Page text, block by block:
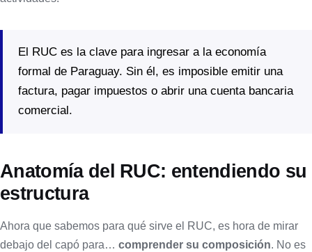
El RUC es la clave para ingresar a la economía
formal de Paraguay. Sin él, es imposible emitir una
factura, pagar impuestos o abrir una cuenta bancaria
comercial.
Anatomía del RUC: entendiendo su
estructura
Ahora que sabemos para qué sirve el RUC, es hora de mirar
debajo del capó para… comprender su composición. No es